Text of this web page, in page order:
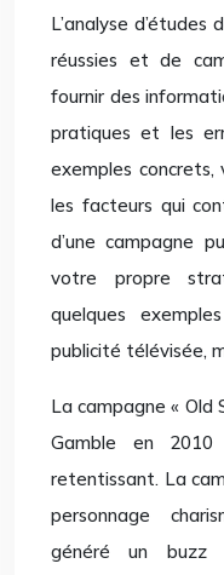
L’analyse
réussies et de
fournir des
pratiques et les
exemples concrets,
les facteurs qui
d’une campagne
votre propre
quelques
publicité télévisée,
La campagne « Old
Gamble en
retentissant. La
personnage
généré un buzz